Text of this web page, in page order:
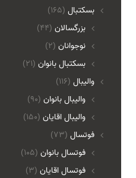
(165) بسکتبال
بزرگسالان (44)
نوجوانان (2)
بسکتبال بانوان (21)
(116) والیبال
واليبال بانوان (90)
واليبال اقايان (150)
(73) فوتسال
فوتسال بانوان (105)
فوتسال اقايان (3)